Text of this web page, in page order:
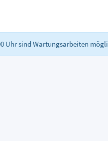
Uhr sind Wartungsarbeiten